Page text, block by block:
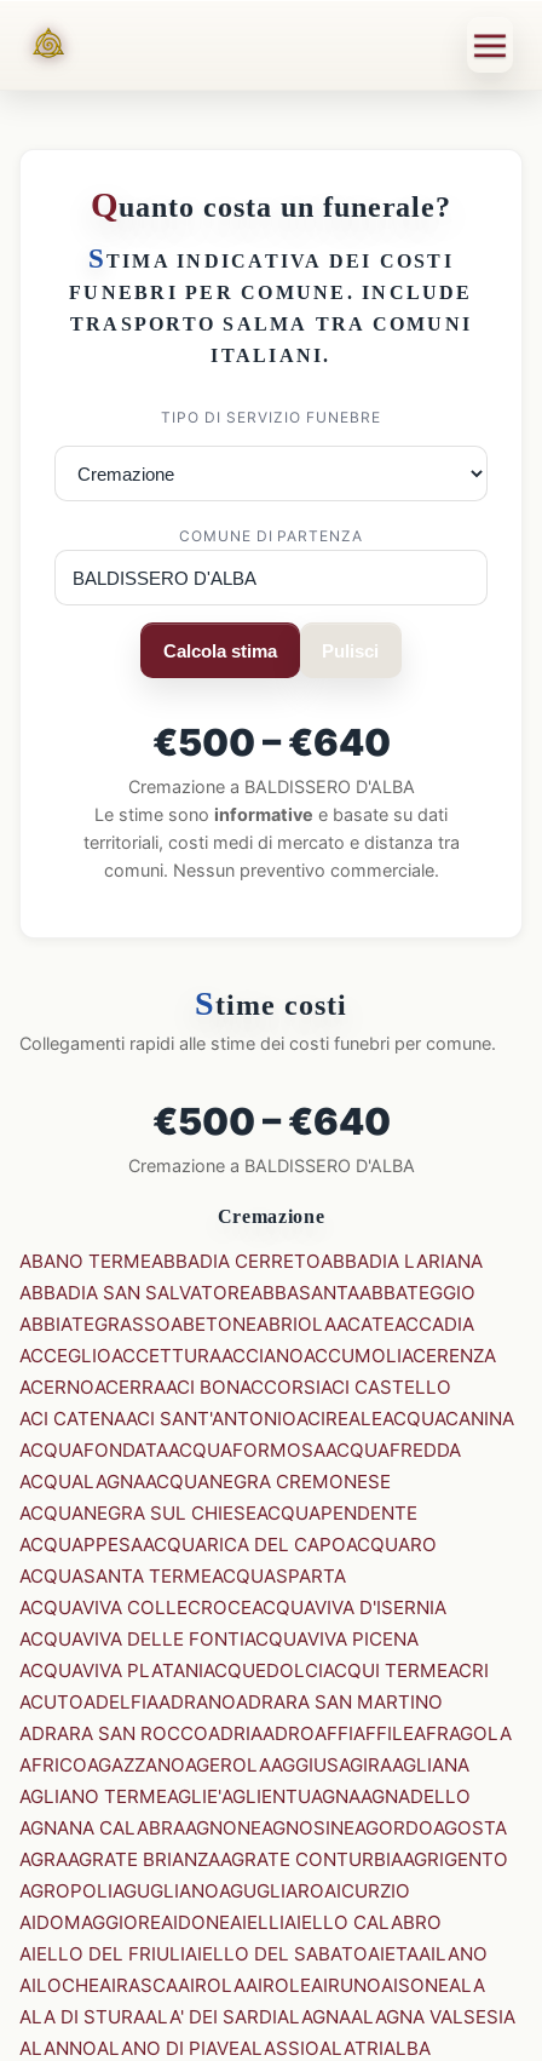
Quanto costa un funerale?
STIMA INDICATIVA DEI COSTI
FUNEBRI PER COMUNE . INCLUDE
TRASPORTO SALMA TRA COMUNI
ITALIANI.
TIPO DI SERVIZIO FUNEBRE
COMUNE DI PARTENZA
Calcola stima Pulisci
€500 – €640
Cremazione a BALDISSERO D'ALBA
Le stime sono informative e basate su dati
territoriali, costi medi di mercato e distanza tra
comuni. Nessun preventivo commerciale.
Stime costi
Collegamenti rapidi alle stime dei costi funebri per comune.
€500 – €640
Cremazione a BALDISSERO D'ALBA
Cremazione
ABANO TERMEABBADIA CERRETOABBADIA LARIANA
ABBADIA SAN SALVATOREABBASANTAABBATEGGIO
ABBIATEGRASSOABETONEABRIOLAACATEACCADIA
ACCEGLIOACCETTURAACCIANOACCUMOLIACERENZA
ACERNOACERRAACI BONACCORSIACI CASTELLO
ACI CATENAACI SANT'ANTONIOACIREALEACQUACANINA
ACQUAFONDATAACQUAFORMOSAACQUAFREDDA
ACQUALAGNAACQUANEGRA CREMONESE
ACQUANEGRA SUL CHIESEACQUAPENDENTE
ACQUAPPESAACQUARICA DEL CAPOACQUARO
ACQUASANTA TERMEACQUASPARTA
ACQUAVIVA COLLECROCEACQUAVIVA D'ISERNIA
ACQUAVIVA DELLE FONTIACQUAVIVA PICENA
ACQUAVIVA PLATANIACQUEDOLCIACQUI TERMEACRI
ACUTOADELFIAADRANOADRARA SAN MARTINO
ADRARA SAN ROCCOADRIAADROAFFIAFFILEAFRAGOLA
AFRICOAGAZZANOAGEROLAAGGIUSAGIRAAGLIANA
AGLIANO TERMEAGLIE'AGLIENTUAGNAAGNADELLO
AGNANA CALABRAAGNONEAGNOSINEAGORDOAGOSTA
AGRAAGRATE BRIANZAAGRATE CONTURBIAAGRIGENTO
AGROPOLIAGUGLIANOAGUGLIAROAICURZIO
AIDOMAGGIOREAIDONEAIELLIAIELLO CALABRO
AIELLO DEL FRIULIAIELLO DEL SABATOAIETAAILANO
AILOCHEAIRASCAAIROLAAIROLEAIRUNOAISONEALA
ALA DI STURAALA' DEI SARDIALAGNAALAGNA VALSESIA
ALANNOALANO DI PIAVEALASSIOALATRIALBA